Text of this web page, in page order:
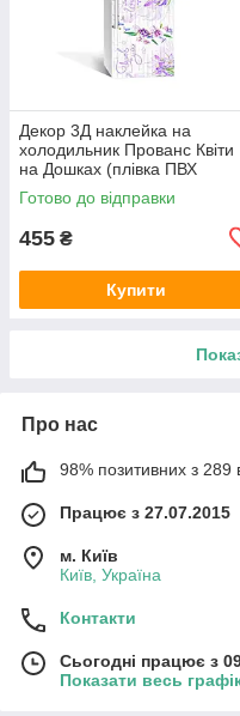
Декор 3Д наклейка на
холодильник Прованс Квіти
на Дошках (плівка ПВХ
фотодрук) 600х1800 мм
Текстури Фіолетовий
Готово до відправки
455 ₴
Купити
Про нас
98% позитивних з 289
Працює з 27.07.2015
м. Київ
Київ, Україна
Контакти
Сьогодні працює з
Показати весь